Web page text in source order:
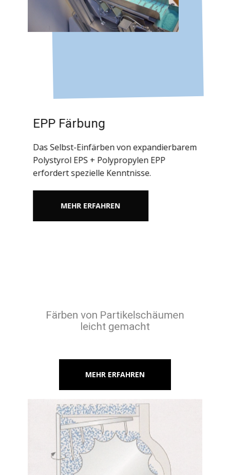
EPP Färbung
Das Selbst-Einfärben von expandierbarem
Polystyrol EPS + Polypropylen EPP
erfordert spezielle Kenntnisse.
MEHR ERFAHREN
Färben von Partikelschäumen
leicht gemacht
MEHR ERFAHREN